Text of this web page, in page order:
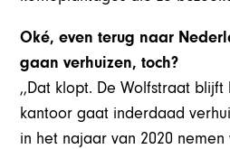
Oké, even terug naar
gaan verhuizen, toch?
,,Dat klopt. De Wolfstraat blijft
kantoor gaat inderdaad
in het najaar van 2020